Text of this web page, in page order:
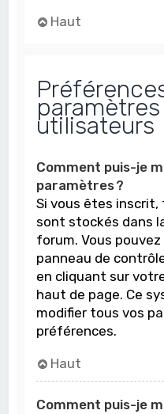
Haut
utilisateurs
Comment puis-je
paramètres ?
Si vous êtes
sont stockés dans
forum. Vous
panneau de
en cliquant sur
haut de page. Ce
modifier tous vos
préférences.
Haut
Comment puis-je